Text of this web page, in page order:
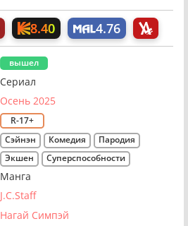
8.40 4.76
вышел
Сериал
Осень 2025
R-17+
Сэйнэн Комедия
Пародия
Экшен
Суперспособности
Манга
J.C.Staff
Нагай Симпэй